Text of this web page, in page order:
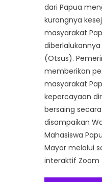
dari Papua
kurangnya
masyarakat
(Otsus).
memberikan
masyarakat
kepercayaan
bersaing
disampaikan
Mahasiswa
Mayor melalui
interaktif Zoom